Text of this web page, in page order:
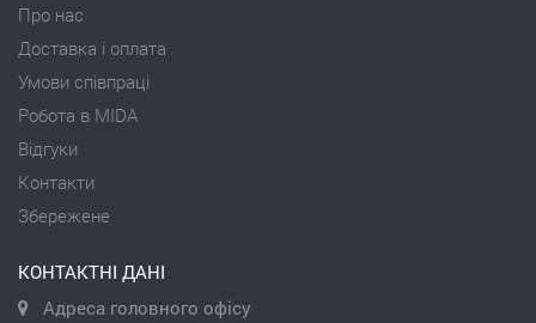
Про нас
Доставка і оплата
Умови співпраці
Робота в MIDA
Відгуки
Контакти
Збережене
КОНТАКТНІ ДАНІ
Адреса головного офісу